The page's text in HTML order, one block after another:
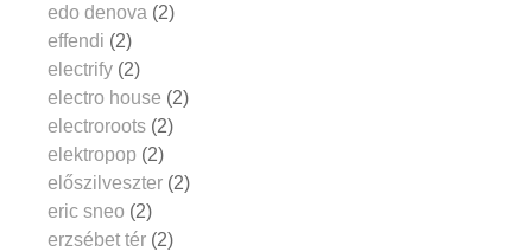
edo denova (2)
effendi (2)
electrify (2)
electro house (2)
electroroots (2)
elektropop (2)
előszilveszter (2)
eric sneo (2)
erzsébet tér (2)